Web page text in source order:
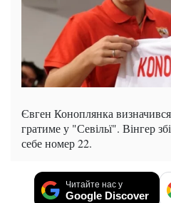
Євген Коноплянка
гратиме у "Севільї". Вінгер
себе номер 22.
Читайте нас у
Google Discover